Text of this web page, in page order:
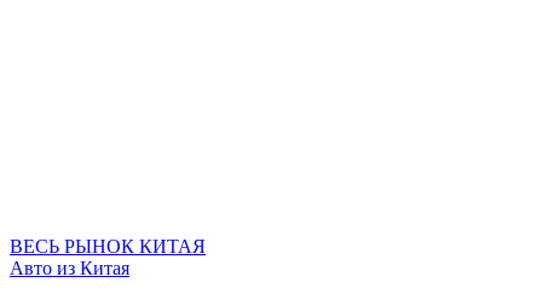
ВЕСЬ РЫНОК КИТАЯ
Авто из Китая